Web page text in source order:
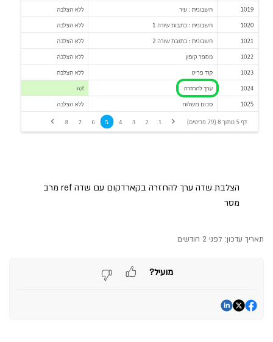
הצלבת שדה ערך להחזרה בקארדקום עם שדה ref מרב
מסר
תאריך עדכון: לפני 2 חודשים
מועיל?